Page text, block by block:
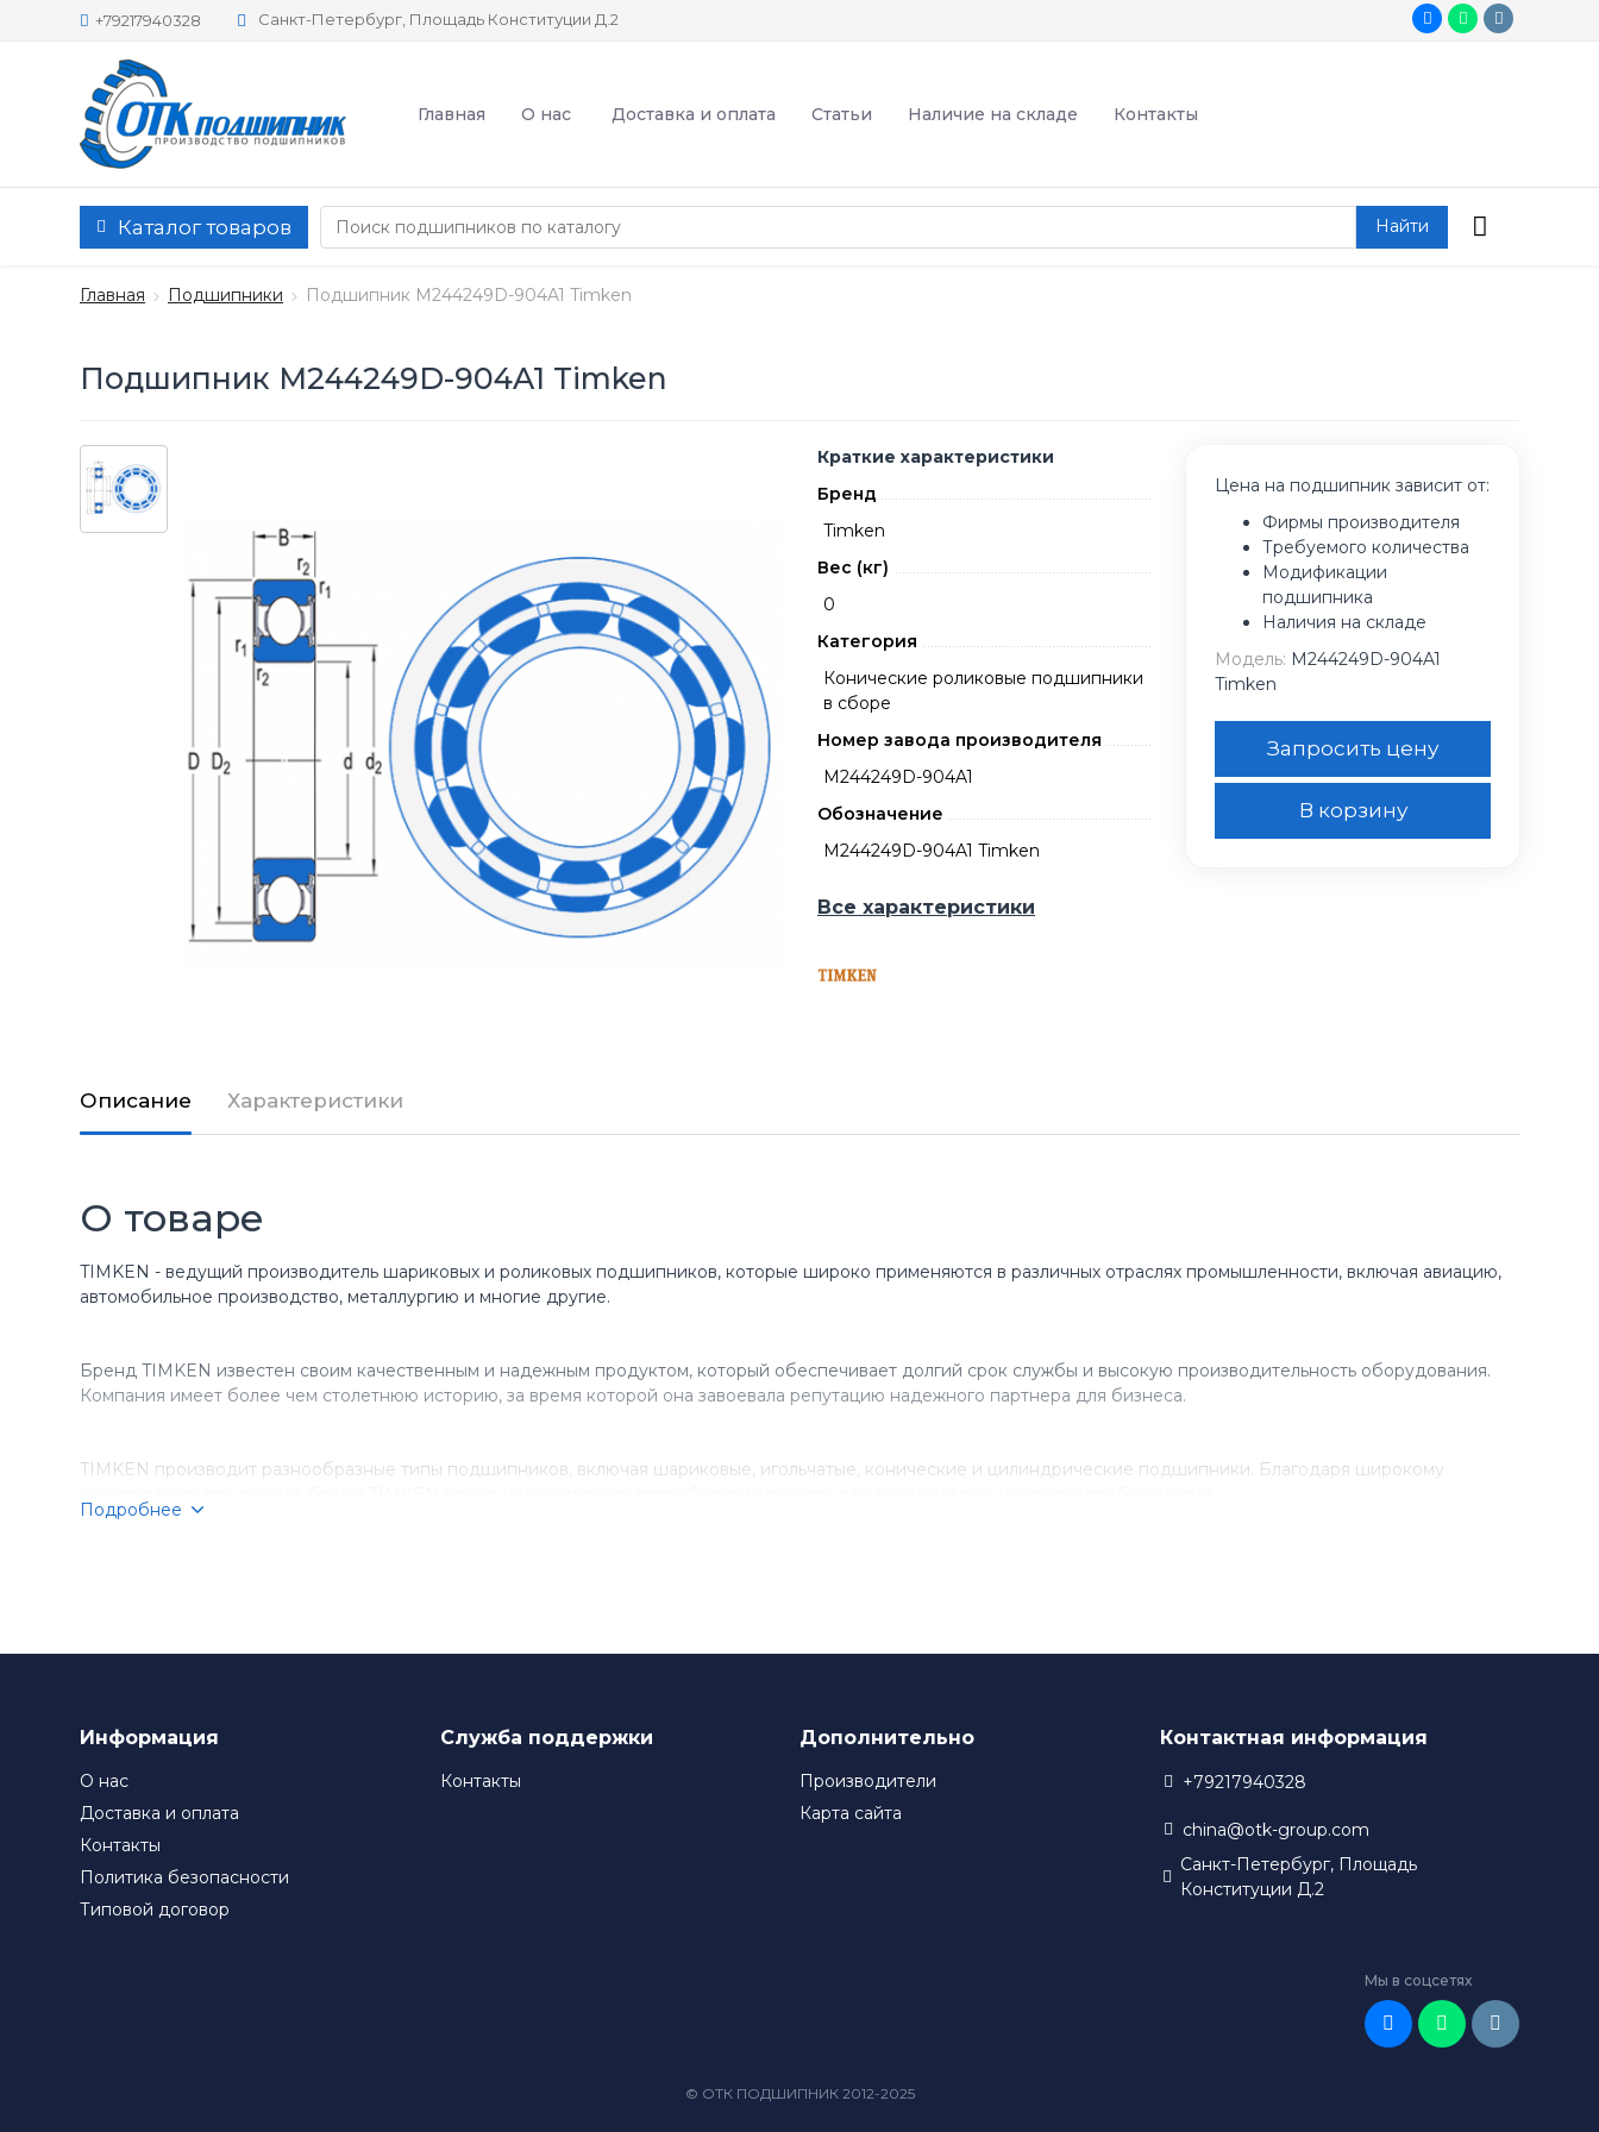
+79217940328 Санкт-Петербург, Площадь Конституции Д.2
Главная О нас Доставка и оплата Статьи Наличие на складе Контакты
Каталог товаров Найти
Главная Подшипники Подшипник M244249D-904A1 Timken
Подшипник M244249D-904A1 Timken
Краткие характеристики
Бренд
Timken
Вес (кг)
0
Категория
Конические роликовые подшипники
в сборе
Номер завода производителя
M244249D-904A1
Обозначение
M244249D-904A1 Timken
Все характеристики
Цена на подшипник зависит от:
Фирмы производителя
Требуемого количества
Модификации
подшипника
Наличия на складе
Модель: M244249D-904A1
Timken
Запросить цену
В корзину
Описание Характеристики
О товаре
TIMKEN - ведущий производитель шариковых и роликовых подшипников, которые широко применяются в различных отраслях промышленности, включая авиацию,
автомобильное производство, металлургию и многие другие.
Бренд TIMKEN известен своим качественным и надежным продуктом, который обеспечивает долгий срок службы и высокую производительность оборудования.
Компания имеет более чем столетнюю историю, за время которой она завоевала репутацию надежного партнера для бизнеса.
TIMKEN производит разнообразные типы подшипников, включая шариковые, игольчатые, конические и цилиндрические подшипники. Благодаря широкому
Подробнее
Информация
О нас
Доставка и оплата
Контакты
Политика безопасности
Типовой договор
Служба поддержки
Контакты
Дополнительно
Производители
Карта сайта
Контактная информация
+79217940328
china@otk-group.com
Санкт-Петербург, Площадь
Конституции Д.2
Мы в соцсетях
© ОТК ПОДШИПНИК 2012-2025